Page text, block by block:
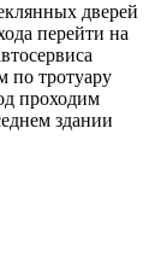
дверей
перейти на
по тротуару
проходим
здании